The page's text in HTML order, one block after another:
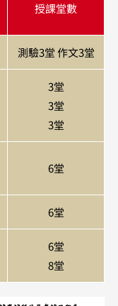
授課堂數
測驗3堂 作文3堂
3堂
3堂
3堂
6堂
6堂
6堂
8堂